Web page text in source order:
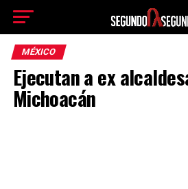
MÉXICO
Ejecutan a ex
Michoacán